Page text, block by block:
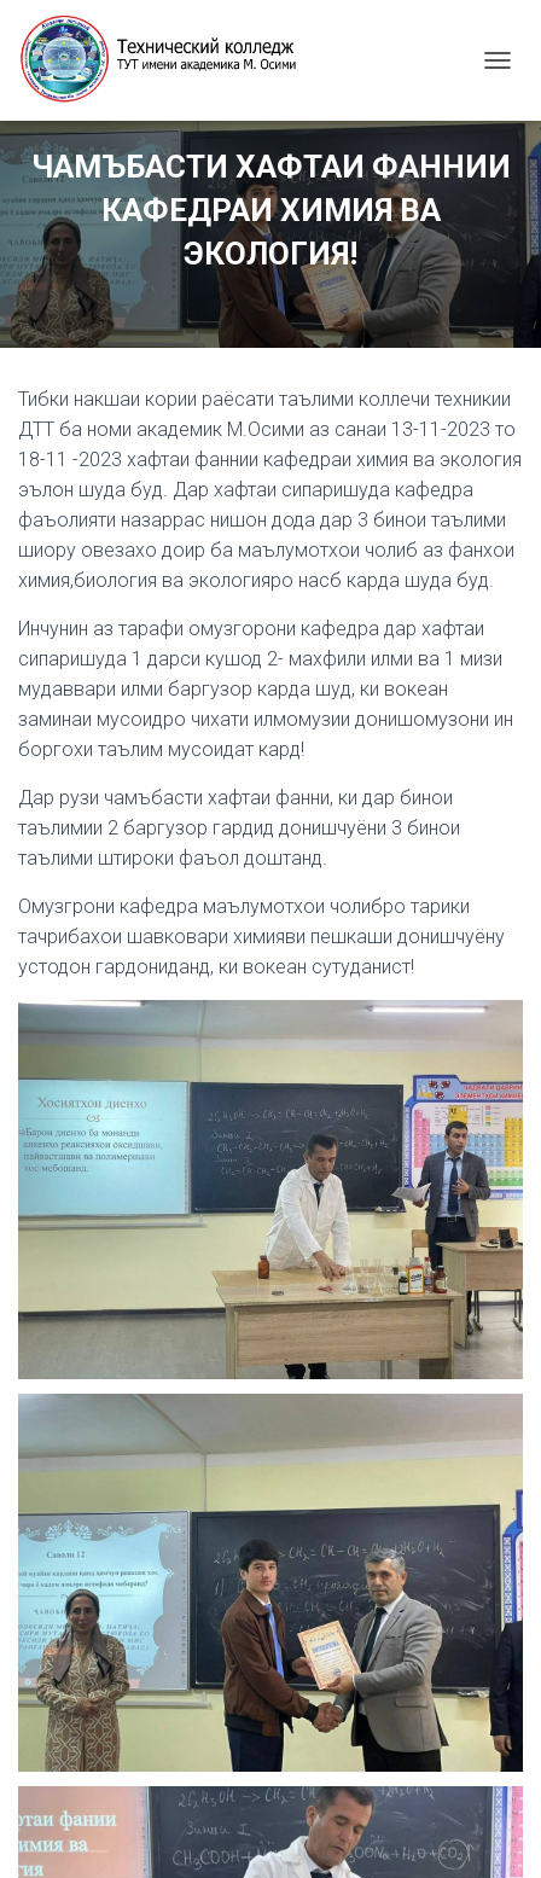
G
L
A
A
O
N
ЧАМЪБАСТИ ХАФТАИ ФАННИИ
КАФЕДРАИ ХИМИЯ ВА
ЭКОЛОГИЯ!
Тибки накшаи кории раёсати таълими коллечи техникии
ДТТ ба номи академик М.Осими аз санаи 13-11-2023 то
18-11 -2023 хафтаи фаннии кафедраи химия ва экология
эълон шуда буд. Дар хафтаи сипаришуда кафедра
фаъолияти назаррас нишон дода дар 3 бинои таълими
шиору овезахо доир ба маълумотхои чолиб аз фанхои
химия,биология ва экологияро насб карда шуда буд.
Инчунин аз тарафи омузгорони кафедра дар хафтаи
сипаришуда 1 дарси кушод 2- махфили илми ва 1 мизи
мудаввари илми баргузор карда шуд, ки вокеан
заминаи мусоидро чихати илмомузии донишомузони ин
боргохи таълим мусоидат кард!
Дар рузи чамъбасти хафтаи фанни, ки дар бинои
таълимии 2 баргузор гардид донишчуёни 3 бинои
таълими штироки фаъол доштанд.
Омузгрони кафедра маълумотхои чолибро тарики
тачрибахои шавковари химияви пешкаши донишчуёну
устодон гардониданд, ки вокеан сутуданист!